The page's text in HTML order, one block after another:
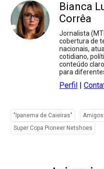
Bianca
Corrêa
Jornalista
cobertura de
nacionais,
cotidiano,
conteúdo
para
Perfil |
"Ipanema de Caieiras"
Amigos
Super Copa Pioneer Netshoes